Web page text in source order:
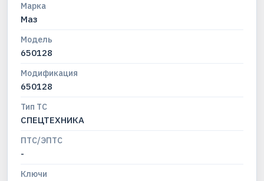
Марка
Маз
Модель
650128
Модификация
650128
Тип ТС
СПЕЦТЕХНИКА
ПТС/ЭПТС
-
Ключи